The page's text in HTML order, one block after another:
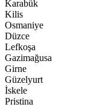
Karabük
Kilis
Osmaniye
Düzce
Lefkoşa
Gazimağusa
Girne
Güzelyurt
İskele
Pristina